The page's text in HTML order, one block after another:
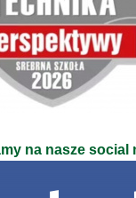
na nasze social